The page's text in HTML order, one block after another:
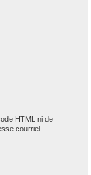
HTML ni de
courriel.